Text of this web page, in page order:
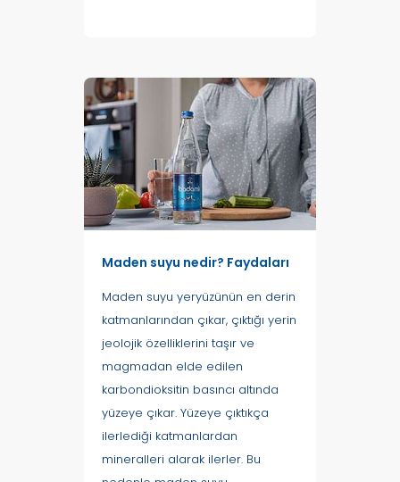
Maden suyu nedir? Faydaları
Maden suyu yeryüzünün en derin
katmanlarından çıkar, çıktığı yerin
jeolojik özelliklerini taşır ve
magmadan elde edilen
karbondioksitin basıncı altında
yüzeye çıkar. Yüzeye çıktıkça
ilerlediği katmanlardan
mineralleri alarak ilerler. Bu